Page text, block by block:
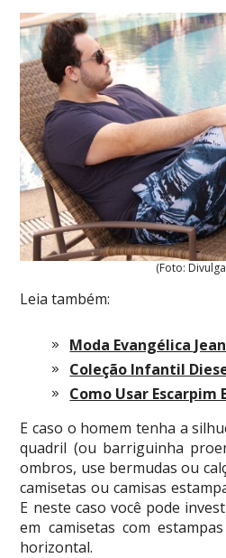
(Foto:
Leia também:
Moda Evangélica
Coleção Infantil
Como Usar Escarpim
E caso o homem tenha a
quadril (ou barriguinha
ombros, use bermudas ou
camisetas ou camisas
E neste caso você pode
em camisetas com
horizontal.